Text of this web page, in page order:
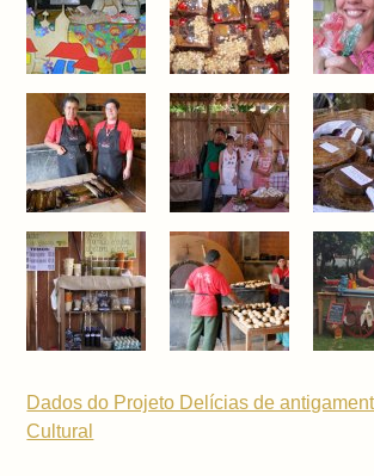
Dados do Projeto Delícias de
Cultural